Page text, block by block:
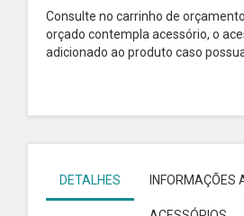
Consulte no carrinho de
orçado contempla acessório, o
adicionado ao produto caso
DETALHES INFORMAÇÕES